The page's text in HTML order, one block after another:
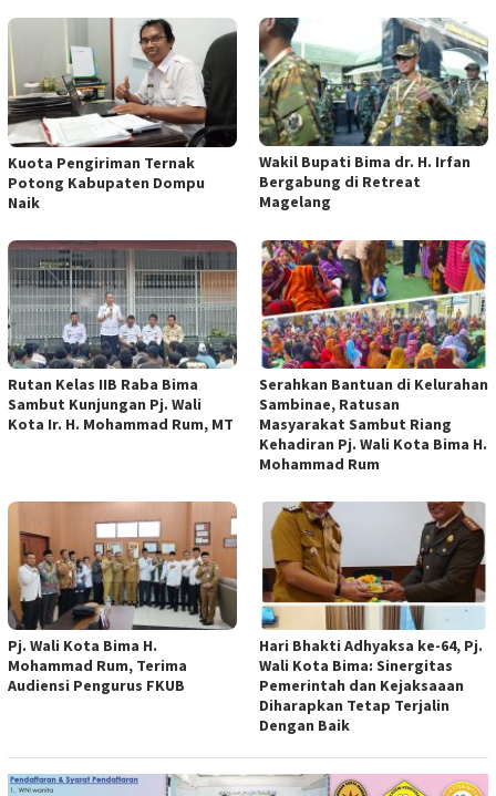
Kuota Pengiriman Ternak
Potong Kabupaten Dompu
Naik
Wakil Bupati Bima dr. H. Irfan
Bergabung di Retreat
Magelang
Rutan Kelas IIB Raba Bima
Sambut Kunjungan Pj. Wali
Kota Ir. H. Mohammad Rum, MT
Serahkan Bantuan di Kelurahan
Sambinae, Ratusan
Masyarakat Sambut Riang
Kehadiran Pj. Wali Kota Bima H.
Mohammad Rum
Pj. Wali Kota Bima H.
Mohammad Rum, Terima
Audiensi Pengurus FKUB
Hari Bhakti Adhyaksa ke-64, Pj.
Wali Kota Bima: Sinergitas
Pemerintah dan Kejaksaaan
Diharapkan Tetap Terjalin
Dengan Baik